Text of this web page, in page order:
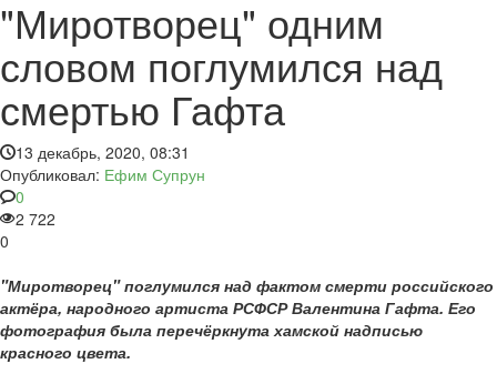
"Миротворец" одним
словом поглумился над
смертью Гафта
13 декабрь, 2020, 08:31
Опубликовал: Ефим Супрун
0
2 722
0
"Миротворец" поглумился над фактом смерти российского
актёра, народного артиста РСФСР Валентина Гафта. Его
фотография была перечёркнута хамской надписью
красного цвета.